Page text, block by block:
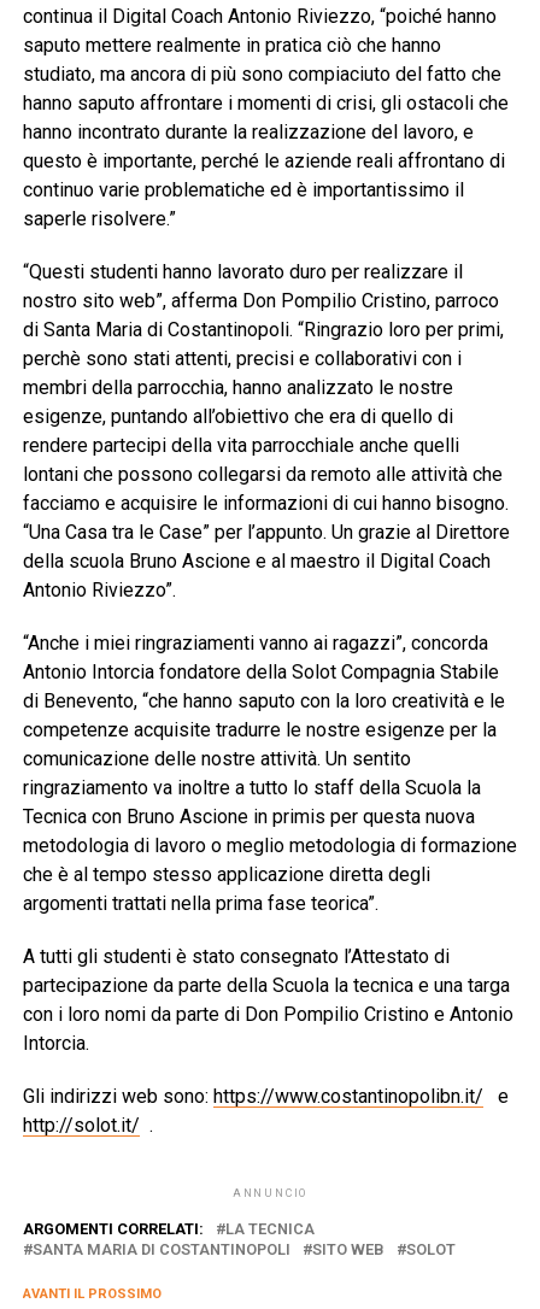
continua il Digital Coach Antonio Riviezzo, “poiché hanno
saputo mettere realmente in pratica ciò che hanno
studiato, ma ancora di più sono compiaciuto del fatto che
hanno saputo affrontare i momenti di crisi, gli ostacoli che
hanno incontrato durante la realizzazione del lavoro, e
questo è importante, perché le aziende reali affrontano di
continuo varie problematiche ed è importantissimo il
saperle risolvere.”
“Questi studenti hanno lavorato duro per realizzare il
nostro sito web”, afferma Don Pompilio Cristino, parroco
di Santa Maria di Costantinopoli. “Ringrazio loro per primi,
perchè sono stati attenti, precisi e collaborativi con i
membri della parrocchia, hanno analizzato le nostre
esigenze, puntando all’obiettivo che era di quello di
rendere partecipi della vita parrocchiale anche quelli
lontani che possono collegarsi da remoto alle attività che
facciamo e acquisire le informazioni di cui hanno bisogno.
“Una Casa tra le Case” per l’appunto. Un grazie al Direttore
della scuola Bruno Ascione e al maestro il Digital Coach
Antonio Riviezzo”.
“Anche i miei ringraziamenti vanno ai ragazzi”, concorda
Antonio Intorcia fondatore della Solot Compagnia Stabile
di Benevento, “che hanno saputo con la loro creatività e le
competenze acquisite tradurre le nostre esigenze per la
comunicazione delle nostre attività. Un sentito
ringraziamento va inoltre a tutto lo staff della Scuola la
Tecnica con Bruno Ascione in primis per questa nuova
metodologia di lavoro o meglio metodologia di formazione
che è al tempo stesso applicazione diretta degli
argomenti trattati nella prima fase teorica”.
A tutti gli studenti è stato consegnato l’Attestato di
partecipazione da parte della Scuola la tecnica e una targa
con i loro nomi da parte di Don Pompilio Cristino e Antonio
Intorcia.
Gli indirizzi web sono: https://www.costantinopolibn.it/ e
http://solot.it/ .
ANNUNCIO
ARGOMENTI CORRELATI:
LA TECNICA
SANTA MARIA DI COSTANTINOPOLI
SITO WEB SOLOT
AVANTI IL ​​PROSSIMO